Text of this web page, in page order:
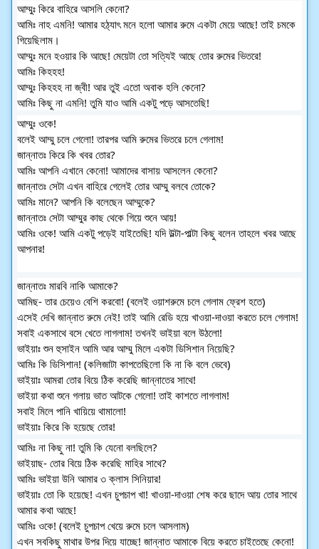
আম্মুঃ কিরে বাহিরে আসলি কেনো?
আমিঃ নাহ এমনি! আমার হঠ্যাৎ মনে হলো আমার রুমে একটা মেয়ে আছে! তাই চমকে
গিয়েছিলাম।
আম্মুঃ মনে হওয়ার কি আছে! মেয়েটা তো সত্যিই আছে তোর রুমের ভিতরে!
আমিঃ কিহহহ!
আম্মুঃ কিহহহ না জ্বী! আর তুই এতো অবাক হলি কেনো?
আমিঃ কিছু না এমনি! তুমি যাও আমি একটু পড়ে আসতেছি!
আম্মুঃ ওকে!
বলেই আম্মু চলে গেলো! তারপর আমি রুমের ভিতরে চলে গেলাম!
জান্নাতঃ কিরে কি খবর তোর?
আমিঃ আপনি এখানে কেনো! আমাদের বাসায় আসলেন কেনো?
জান্নাতঃ সেটা এখন বাহিরে গেলেই তোর আম্মু বলবে তোকে?
আমিঃ মানে? আপনি কি বলেছেন আম্মুকে?
জান্নাতঃ সেটা আম্মুর কাছ থেকে গিয়ে শুনে আয়!
আমিঃ ওকে! আমি একটু পড়েই যাইতেছি! যদি উল্টা-পাল্টা কিছু বলেন তাহলে খবর আছে
আপনার!
জান্নাতঃ মারবি নাকি আমাকে?
আমিছ- তার চেয়েও বেশি করবো! (বলেই ওয়াশরুমে চলে গেলাম ফ্রেশ হতে)
এসেই দেখি জান্নাত রুমে নেই! তাই আমি রেডি হয়ে খাওয়া-দাওয়া করতে চলে গেলাম!
সবাই একসাথে বসে খেতে লাগলাম! তখনই ভাইয়া বলে উঠলো!
ভাইয়াঃ শুন হুসাইন আমি আর আম্মু মিলে একটা ডিসিশান নিয়েছি?
আমিঃ কি ডিসিশান! (কলিজাটা কাপতেছিলো কি না কি বলে ভেবে)
ভাইয়াঃ আমরা তোর বিয়ে ঠিক করেছি জান্নাতের সাথে!
ভাইয়া কথা শুনে গলায় ভাত আটকে গেলো! তাই কাশতে লাগলাম!
সবাই মিলে পানি খায়িয়ে থামালো!
ভাইয়াঃ কিরে কি হয়েছে তোর!
আমিঃ না কিছু না! তুমি কি যেনো বলছিলে?
ভাইয়াছ- তোর বিয়ে ঠিক করেছি মাহির সাথে?
আমিঃ ভাইয়া উনি আমার ৩ ক্লাস সিনিয়ার!
ভাইয়াঃ তো কি হয়েছে! এখন চুপচাপ খা! খাওয়া-দাওয়া শেষ করে ছাদে আয় তোর সাথে
আমার কথা আছে!
আমিঃ ওকে! (বলেই চুপচাপ খেয়ে রুমে চলে আসলাম)
এখন সবকিছু মাথার উপর দিয়ে যাচ্ছে! জান্নাত আমাকে বিয়ে করতে চাইতেছে কেনো!